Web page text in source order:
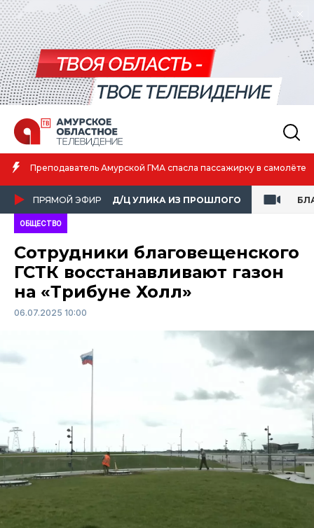
Амурская спортсменка выиграла первенство России по
атлетике
ПРЯМОЙ ЭФИР Д/Ц УЛИКА ИЗ ПРОШЛОГО
ОБЩЕСТВО
Сотрудники благовещенского
ГСТК восстанавливают газон
на «Трибуне Холл»
06.07.2025 10:00